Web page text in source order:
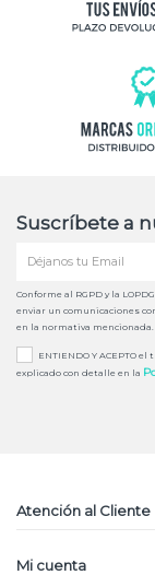
Suscríbete a
Conforme al RGPD y la
enviar un comunicaciones
en la normativa mencionada.
ENTIENDO Y ACEPTO
explicado con detalle en la
Atención al Cliente
Mi cuenta